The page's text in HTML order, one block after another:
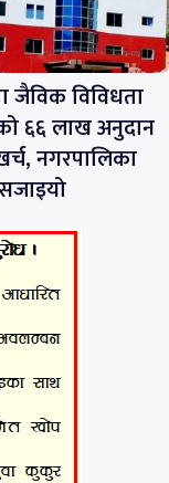
जैविक विविधता
६६ लाख अनुदान
नगरपालिका